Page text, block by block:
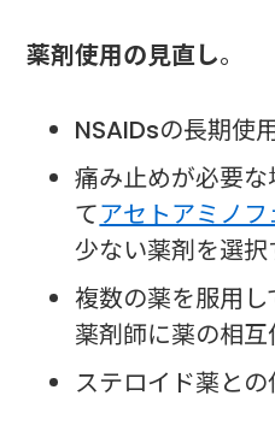
薬剤使用の見直し。
NSAIDsの長期使
痛み止めが必要
てアセトアミノフ
少ない薬剤を選択
複数の薬を服用
薬剤師に薬の相
ステロイド薬と